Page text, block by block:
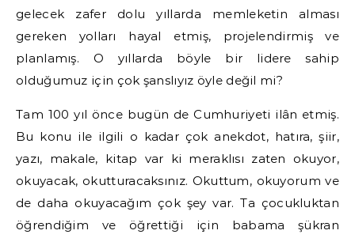
gelecek zafer dolu yıllarda memleketin alması
gereken yolları hayal etmiş, projelendirmiş ve
planlamış. O yıllarda böyle bir lidere sahip
olduğumuz için çok şanslıyız öyle değil mi?
Tam 100 yıl önce bugün de Cumhuriyeti ilân etmiş.
Bu konu ile ilgili o kadar çok anekdot, hatıra, şiir,
yazı, makale, kitap var ki meraklısı zaten okuyor,
okuyacak, okutturacaksınız. Okuttum, okuyorum ve
de daha okuyacağım çok şey var. Ta çocukluktan
öğrendiğim ve öğrettiği için babama şükran